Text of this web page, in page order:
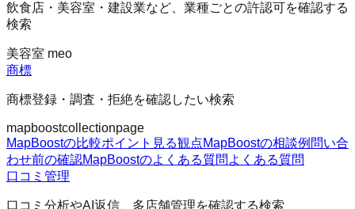
飲食店・美容室・建設業など、業種ごとの許認可を確認する
検索
美容室 meo
商標
商標登録・調査・拒絶を確認したい検索
mapboostcollectionpage
MapBoostの比較ポイント 見る観点MapBoostの相談例 問い合
わせ前の確認MapBoostのよくある質問 よくある質問
口コミ管理
口コミ分析やAI返信、多店舗管理を確認する検索